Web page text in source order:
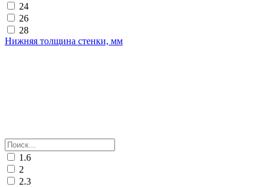
24
26
28
Нижняя толщина стенки, мм
1.6
2
2.3